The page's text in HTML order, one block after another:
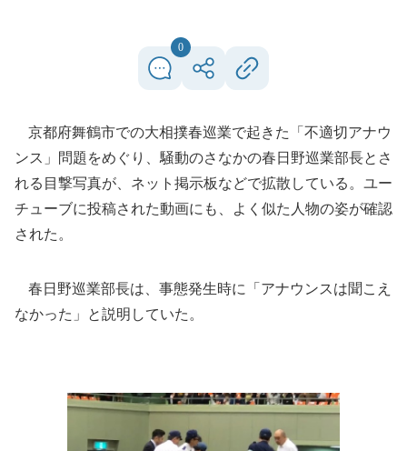
0
京都府舞鶴市での大相撲春巡業で起きた「不適切アナウ
ンス」問題をめぐり、騒動のさなかの春日野巡業部長とさ
れる目撃写真が、ネット掲示板などで拡散している。ユー
チューブに投稿された動画にも、よく似た人物の姿が確認
された。
春日野巡業部長は、事態発生時に「アナウンスは聞こえ
なかった」と説明していた。